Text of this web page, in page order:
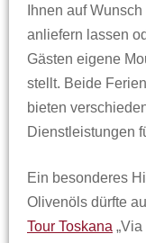
Ihnen auf
anliefern lassen
Gästen eigene
stellt. Beide
bieten
Dienstleistungen
Ein besonderes
Olivenöls dürfte
Tour Toskana